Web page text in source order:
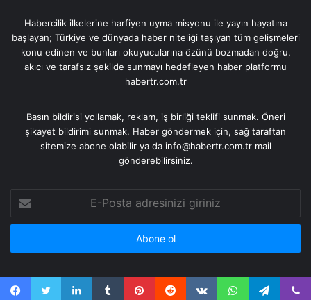
Habercilik ilkelerine harfiyen uyma misyonu ile yayın hayatına
başlayan; Türkiye ve dünyada haber niteliği taşıyan tüm gelişmeleri
konu edinen ve bunları okuyucularına özünü bozmadan doğru,
akıcı ve tarafsız şekilde sunmayı hedefleyen haber platformu
habertr.com.tr
Basın bildirisi yollamak, reklam, iş birliği teklifi sunmak. Öneri
şikayet bildirimi sunmak. Haber göndermek için, sağ taraftan
sitemize abone olabilir ya da info@habertr.com.tr mail
gönderebilirsiniz.
Posta
adresinizi